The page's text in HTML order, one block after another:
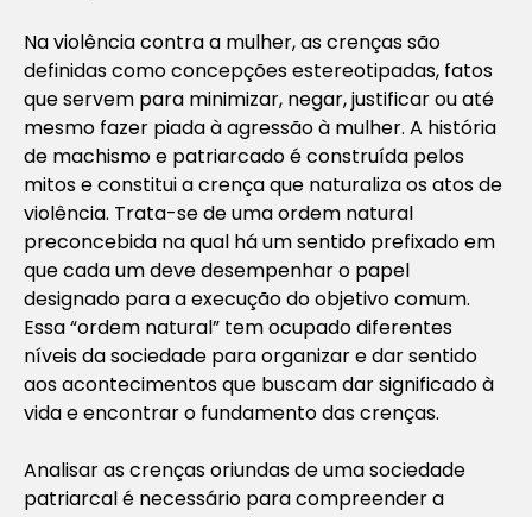
Na violência contra a mulher, as crenças são
definidas como concepções estereotipadas, fatos
que servem para minimizar, negar, justificar ou até
mesmo fazer piada à agressão à mulher. A história
de machismo e patriarcado é construída pelos
mitos e constitui a crença que naturaliza os atos de
violência. Trata-se de uma ordem natural
preconcebida na qual há um sentido prefixado em
que cada um deve desempenhar o papel
designado para a execução do objetivo comum.
Essa “ordem natural” tem ocupado diferentes
níveis da sociedade para organizar e dar sentido
aos acontecimentos que buscam dar significado à
vida e encontrar o fundamento das crenças.
Analisar as crenças oriundas de uma sociedade
patriarcal é necessário para compreender a